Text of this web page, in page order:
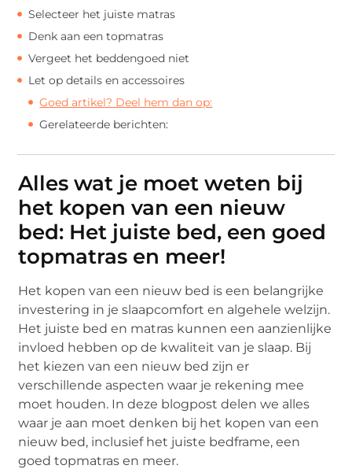
Selecteer het juiste matras
Denk aan een topmatras
Vergeet het beddengoed niet
Let op details en accessoires
Goed artikel? Deel hem dan op:
Gerelateerde berichten:
Alles wat je moet weten bij
het kopen van een nieuw
bed: Het juiste bed, een goed
topmatras en meer!
Het kopen van een nieuw bed is een belangrijke
investering in je slaapcomfort en algehele welzijn.
Het juiste bed en matras kunnen een aanzienlijke
invloed hebben op de kwaliteit van je slaap. Bij
het kiezen van een nieuw bed zijn er
verschillende aspecten waar je rekening mee
moet houden. In deze blogpost delen we alles
waar je aan moet denken bij het kopen van een
nieuw bed, inclusief het juiste bedframe, een
goed topmatras en meer.